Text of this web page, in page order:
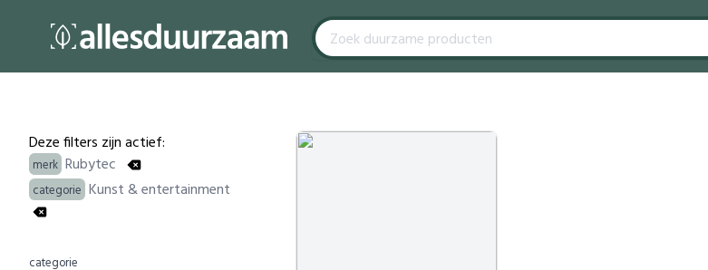
Filters
Deze filters zijn actief:
merk Rubytec
categorie Kunst & entertainment
categorie
Products